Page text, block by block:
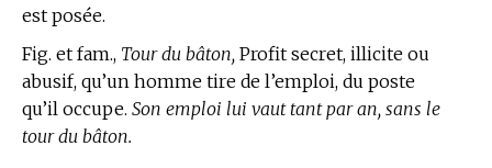
est posée.
Fig. et fam., Tour du bâton, Profit secret, illicite ou
abusif, qu’un homme tire de l’emploi, du poste
qu’il occupe. Son emploi lui vaut tant par an, sans le
tour du bâton.